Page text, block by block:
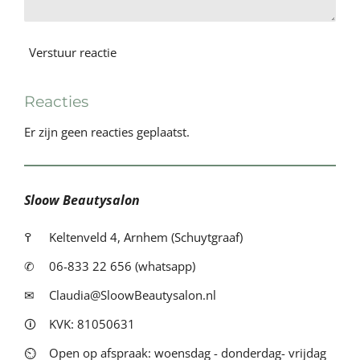
Verstuur reactie
Reacties
Er zijn geen reacties geplaatst.
Sloow Beautysalon
߉
Keltenveld 4, Arnhem (Schuytgraaf)
✆
06-833 22 656 (whatsapp)
✉
Claudia@SloowBeautysalon.nl
🛈
KVK: 81050631
⏲
Open op afspraak: woensdag - donderdag- vrijdag